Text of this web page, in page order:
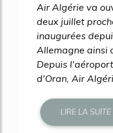
Air Algérie va
deux juillet
inaugurées
Allemagne ainsi
Depuis
d'Oran, Air
LIRE LA SUITE